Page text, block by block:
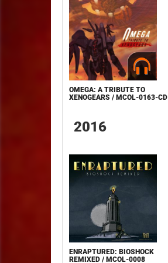
OMEGA: A TRIBUTE TO
XENOGEARS / MCOL-0163-CD
2016
ENRAPTURED: BIOSHOCK
REMIXED / MCOL-0008